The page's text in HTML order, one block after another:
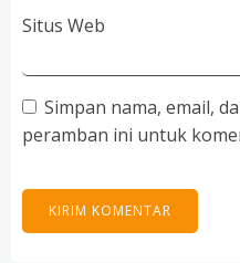
Situs Web
Simpan nama, email,
peramban ini untuk